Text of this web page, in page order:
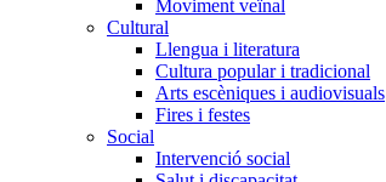
Moviment veïnal
Cultural
Llengua i literatura
Cultura popular i tradicional
Arts escèniques i audiovisuals
Fires i festes
Social
Intervenció social